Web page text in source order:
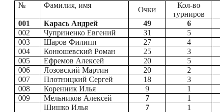
№
Фамилия, имя
Очки
Кол-во
турниров
001
Карась Андрей 49
6
002
Чуприненко Евгений 31
5
003
Шаров Филипп 27
4
004
Конюшевский Роман 25
3
005
Ефремов Алексей 20
5
006
Лозовский Мартин 20
2
007
Плотницкий Сергей 18
3
008
Коренник Илья 9
1
009
Мельников Алексей 7
1
Шишко Илья
7
1